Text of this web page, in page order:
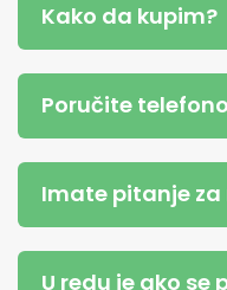
Kako da kupim?
Poručite
Imate pitanje za
U redu je ako se